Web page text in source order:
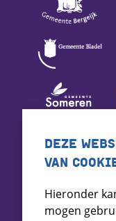
DEZE
VAN
Hieronder
mogen